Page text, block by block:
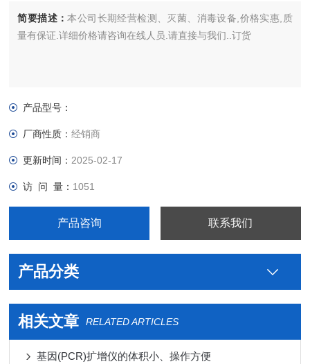
简要描述：本公司长期经营检测、灭菌、消毒设备,价格实惠,质
量有保证.详细价格请咨询在线人员.请直接与我们..订货
产品型号：
厂商性质：经销商
更新时间： 2025-02-17
访 问 量： 1051
产品咨询 联系我们
产品分类
相关文章 RELATED ARTICLES
基因(PCR)扩增仪的体积小、操作方便